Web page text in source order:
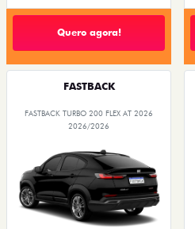
Quero agora!
FASTBACK
FASTBACK TURBO 200 FLEX AT 2026
2026/2026